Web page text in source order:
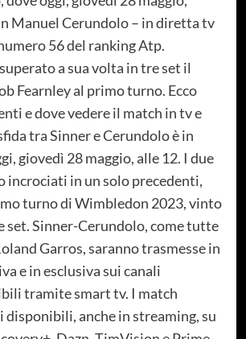
Manuel Cerundolo – in diretta tv
56 del ranking Atp.
a sua volta in tre set il
Fearnley al primo turno. Ecco
e dove vedere il match in tv e
tra Sinner e Cerundolo è in
giovedì 28 maggio, alle 12. I due
incrociati in un solo precedenti,
turno di Wimbledon 2023, vinto
set. Sinner-Cerundolo, come tutte
Garros, saranno trasmesse in
e in esclusiva sui canali
tramite smart tv. I match
disponibili, anche in streaming, su